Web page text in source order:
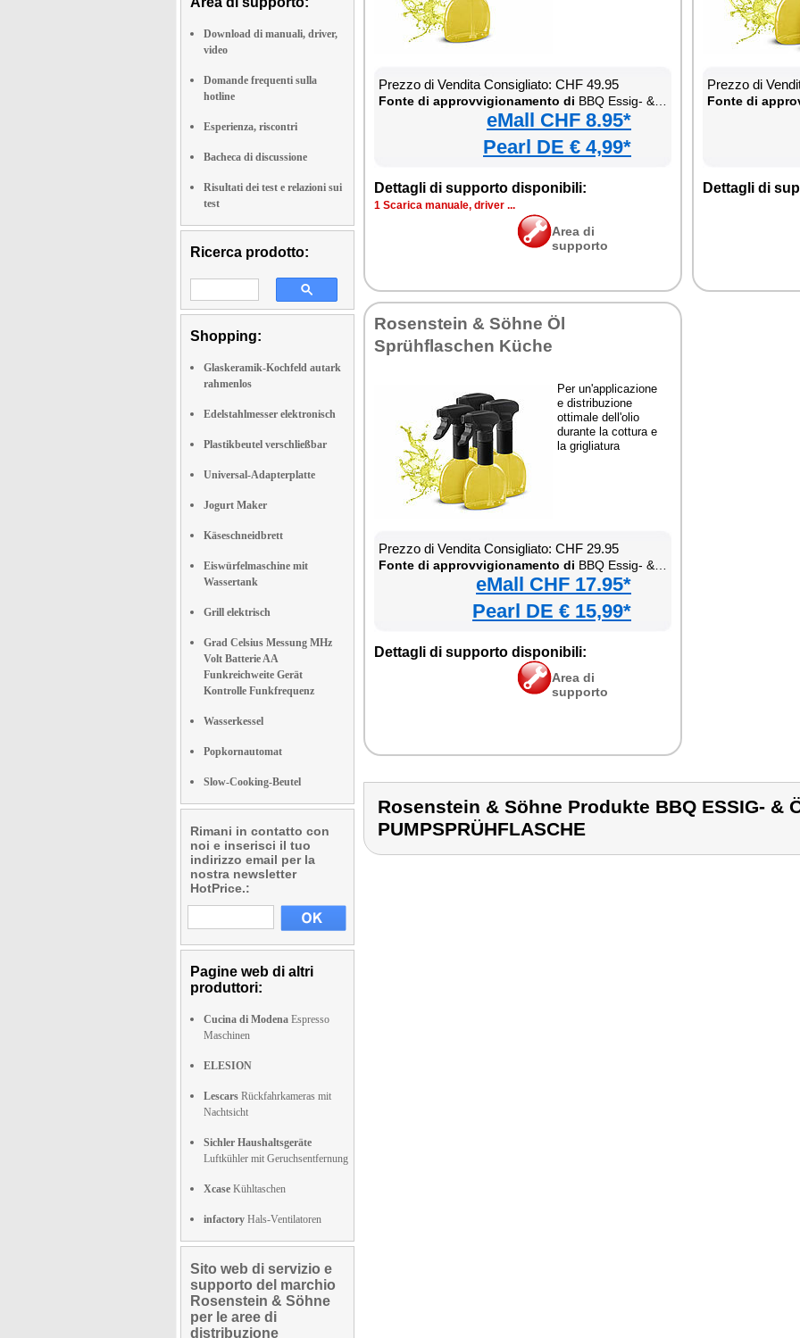
Download di manuali, driver,
video
Domande frequenti sulla
hotline
Esperienza, riscontri
Bacheca di discussione
Risultati dei test e relazioni sui
test
Ricerca prodotto:
Shopping:
Glaskeramik-Kochfeld autark
rahmenlos
Edelstahlmesser elektronisch
Plastikbeutel verschließbar
Universal-Adapterplatte
Jogurt Maker
Käseschneidbrett
Eiswürfelmaschine mit
Wassertank
Grill elektrisch
Grad Celsius Messung MHz
Volt Batterie AA
Funkreichweite Gerät
Kontrolle Funkfrequenz
Wasserkessel
Popkornautomat
Slow-Cooking-Beutel
Rimani in contatto con
noi e inserisci il tuo
indirizzo email per la
nostra newsletter
HotPrice.:
Pagine web di altri
produttori:
Cucina di Modena Espresso
Maschinen
ELESION
Lescars Rückfahrkameras mit
Nachtsicht
Sichler Haushaltsgeräte
Luftkühler mit Geruchsentfernung
Xcase Kühltaschen
infactory Hals-Ventilatoren
Sito web di servizio e
supporto del marchio
Rosenstein & Söhne
per le aree di
distribuzione
Prezzo di Vendita Consigliato: CHF 49.95
Fonte di approvvigionamento di BBQ Essig- & Öl-Pumpsprühflasche
eMall CHF 8.95*
Pearl DE € 4,99*
Dettagli di supporto disponibili:
1 Scarica manuale, driver ...
Area di
supporto
Prezzo di
Fonte di
Dettagli di
Rosenstein & Söhne Öl
Sprühflaschen Küche
Per un'applicazione
e distribuzione
ottimale dell'olio
durante la cottura e
la grigliatura
Prezzo di Vendita Consigliato: CHF 29.95
Fonte di approvvigionamento di BBQ Essig- & Öl-Pumpsprühflasche
eMall CHF 17.95*
Pearl DE € 15,99*
Dettagli di supporto disponibili:
Area di
supporto
Rosenstein & Söhne Produkte BBQ ESSIG- &
PUMPSPRÜHFLASCHE